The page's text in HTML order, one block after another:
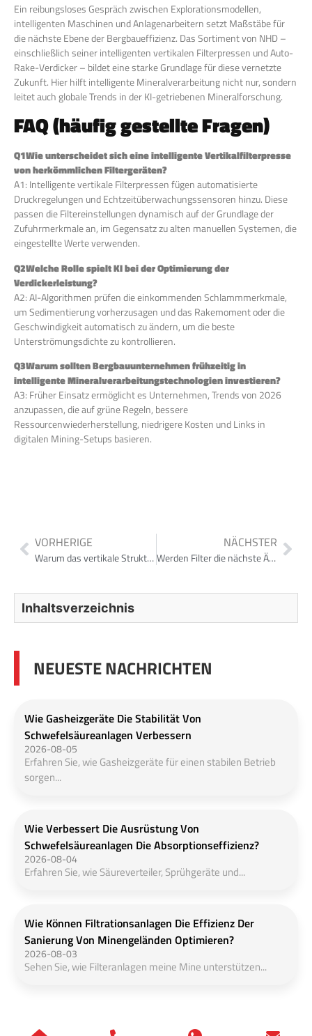
Ein reibungsloses Gespräch zwischen Explorationsmodellen,
intelligenten Maschinen und Anlagenarbeitern setzt Maßstäbe für
die nächste Ebene der Bergbaueffizienz. Das Sortiment von NHD –
einschließlich seiner intelligenten vertikalen Filterpressen und Auto-
Rake-Verdicker – bildet eine starke Grundlage für diese vernetzte
Zukunft. Hier hilft intelligente Mineralverarbeitung nicht nur, sondern
leitet auch globale Trends in der KI-getriebenen Mineralforschung.
FAQ (häufig gestellte Fragen)
Q1Wie unterscheidet sich eine intelligente Vertikalfilterpresse
von herkömmlichen Filtergeräten?
A1: Intelligente vertikale Filterpressen fügen automatisierte
Druckregelungen und Echtzeitüberwachungssensoren hinzu. Diese
passen die Filtereinstellungen dynamisch auf der Grundlage der
Zufuhrmerkmale an, im Gegensatz zu alten manuellen Systemen, die
eingestellte Werte verwenden.
Q2Welche Rolle spielt KI bei der Optimierung der
Verdickerleistung?
A2: AI-Algorithmen prüfen die einkommenden Schlammmerkmale,
um Sedimentierung vorherzusagen und das Rakemoment oder die
Geschwindigkeit automatisch zu ändern, um die beste
Unterströmungsdichte zu kontrollieren.
Q3Warum sollten Bergbauunternehmen frühzeitig in
intelligente Mineralverarbeitungstechnologien investieren?
A3: Früher Einsatz ermöglicht es Unternehmen, Trends von 2026
anzupassen, die auf grüne Regeln, bessere
Ressourcenwiederherstellung, niedrigere Kosten und Links in
digitalen Mining-Setups basieren.
VORHERIGE
Warum das vertikale Strukturdesign den Filterpressenmarkt 2026 dominiert
NÄCHSTER
Werden Filter die nächste Ära der Aluminiumverarbeitungseffizienz definieren?
Inhaltsverzeichnis
NEUESTE NACHRICHTEN
Wie Gasheizgeräte Die Stabilität Von
Schwefelsäureanlagen Verbessern
2026-08-05
Erfahren Sie, wie Gasheizgeräte für einen stabilen Betrieb
sorgen...
Wie Verbessert Die Ausrüstung Von
Schwefelsäureanlagen Die Absorptionseffizienz?
2026-08-04
Erfahren Sie, wie Säureverteiler, Sprühgeräte und...
Wie Können Filtrationsanlagen Die Effizienz Der
Sanierung Von Minengeländen Optimieren?
2026-08-03
Sehen Sie, wie Filteranlagen meine Mine unterstützen...